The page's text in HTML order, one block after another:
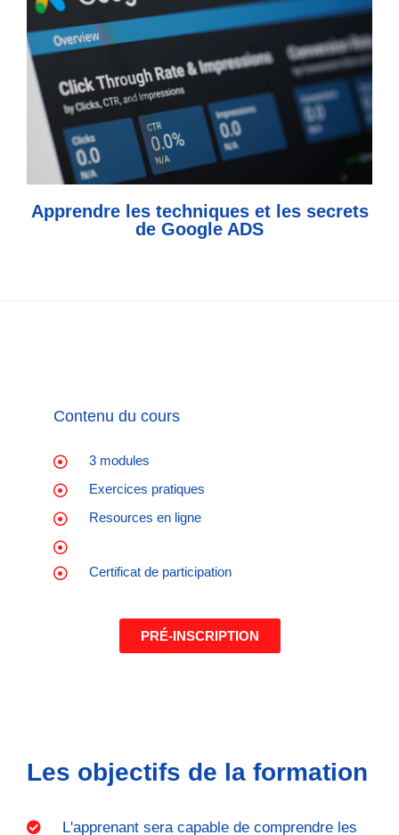
Apprendre les techniques et les secrets
de Google ADS
Contenu du cours
3 modules
Exercices pratiques
Resources en ligne
Certificat de participation
PRÉ-INSCRIPTION
Les objectifs de la formation
L'apprenant sera capable de comprendre les